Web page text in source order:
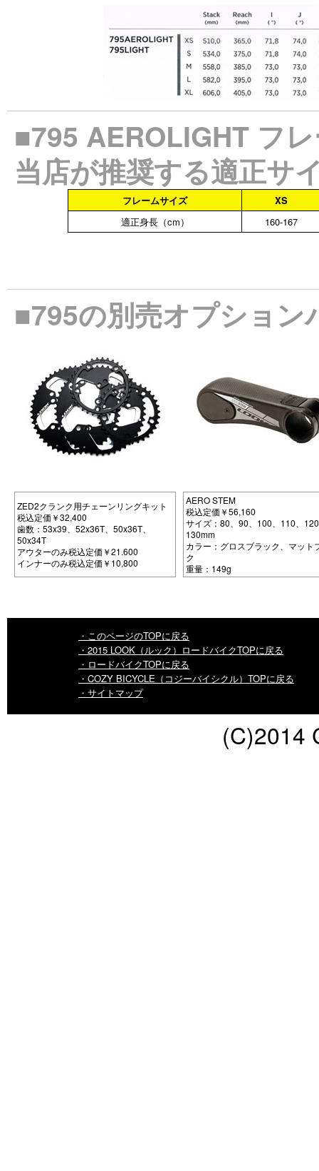
■795 AEROLIGHT フ
当店が推奨する適正サ
フレームサイズ
XS
適正身長（cm）
160-167
■795の別売オプション
ZED2クランク用チェーンリングキット
税込定価￥32,400
歯数：53x39、52x36T、50x36T、
50x34T
アウターのみ税込定価￥21.600
インナーのみ税込定価￥10,800
AERO STEM
税込定価￥56,160
サイズ：80、90、100、110、
130mm
カラー：グロスブラック、マット
ク
重量：149g
・このページのTOPに戻る
・2015 LOOK（ルック）ロードバイクTOPに戻る
・ロードバイクTOPに戻る
・COZY BICYCLE（コジーバイシクル）TOPに戻る
・サイトマップ
(C)2014